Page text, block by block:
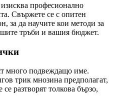
професионално
Свържете се с опитен
за да научите кои методи за
тръби и вашия бюджет.
много подвеждащо име.
трик мнозина предполагат,
разтворят толкова бързо,